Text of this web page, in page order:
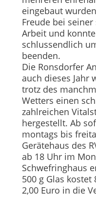
eingebaut
Freude bei
Arbeit und
schlussendlich
beenden.
Die Ronsdorfer
auch dieses Jahr
trotz des
Wetters einen
zahlreichen
hergestellt. Ab
montags bis
Gerätehaus des
ab 18 Uhr im
Schwefringhaus
500 g Glas kostet
2,00 Euro in die